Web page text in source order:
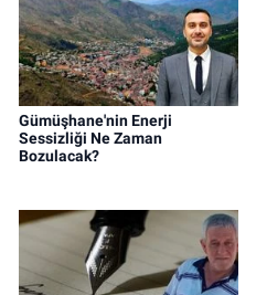
Gümüşhane'nin Enerji
Sessizliği Ne Zaman
Bozulacak?